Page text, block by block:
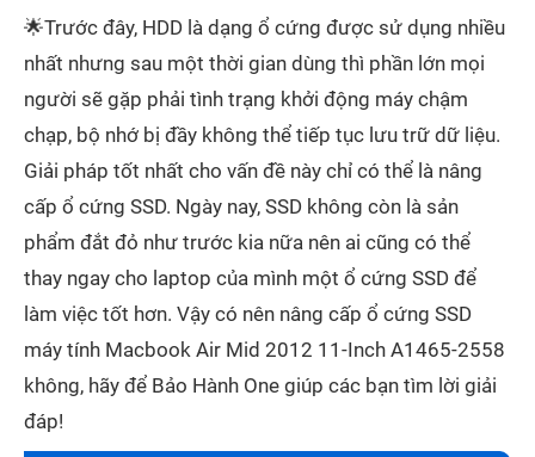
🌟Trước đây, HDD là dạng ổ cứng được sử dụng nhiều
nhất nhưng sau một thời gian dùng thì phần lớn mọi
người sẽ gặp phải tình trạng khởi động máy chậm
chạp, bộ nhớ bị đầy không thể tiếp tục lưu trữ dữ liệu.
Giải pháp tốt nhất cho vấn đề này chỉ có thể là nâng
cấp ổ cứng SSD. Ngày nay, SSD không còn là sản
phẩm đắt đỏ như trước kia nữa nên ai cũng có thể
thay ngay cho laptop của mình một ổ cứng SSD để
làm việc tốt hơn. Vậy có nên nâng cấp ổ cứng SSD
máy tính Macbook Air Mid 2012 11-Inch A1465-2558
không, hãy để Bảo Hành One giúp các bạn tìm lời giải
đáp!